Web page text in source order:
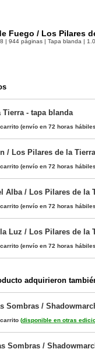
Fuego / Los Pilares
| 944 páginas | Tapa blanda |
Tierra - tapa blanda
(envío en 72 horas
/ Los Pilares de la
(envío en 72 horas
Alba / Los Pilares de la
(envío en 72 horas
Luz / Los Pilares de la
(envío en 72 horas
adquirieron
Sombras /
(disponible en otras
Sombras /